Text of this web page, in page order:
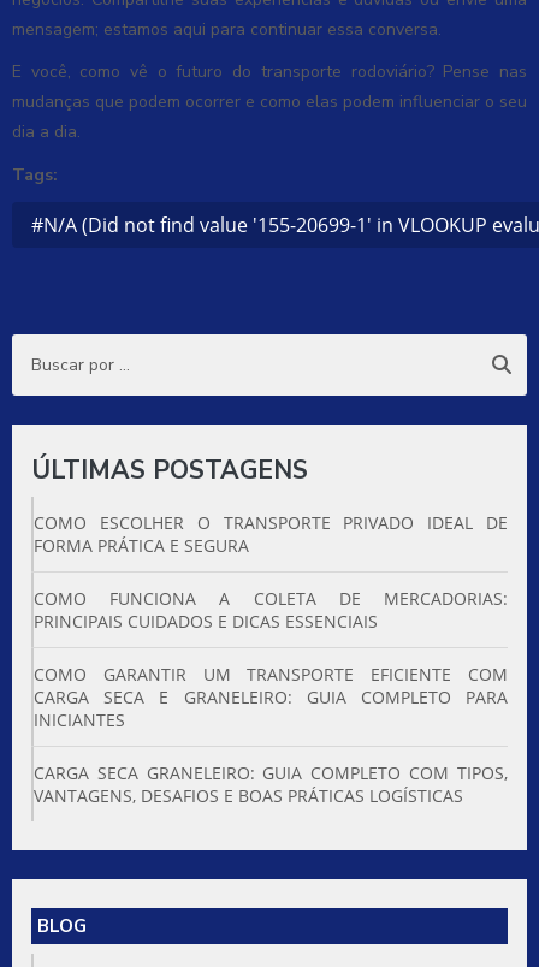
mensagem; estamos aqui para continuar essa conversa.
E você, como vê o futuro do transporte rodoviário? Pense nas
mudanças que podem ocorrer e como elas podem influenciar o seu
dia a dia.
Tags:
#N/A (Did not find value '155-20699-1' in VLOOKUP
ÚLTIMAS POSTAGENS
COMO ESCOLHER O TRANSPORTE PRIVADO IDEAL DE
FORMA PRÁTICA E SEGURA
COMO FUNCIONA A COLETA DE MERCADORIAS:
PRINCIPAIS CUIDADOS E DICAS ESSENCIAIS
COMO GARANTIR UM TRANSPORTE EFICIENTE COM
CARGA SECA E GRANELEIRO: GUIA COMPLETO PARA
INICIANTES
CARGA SECA GRANELEIRO: GUIA COMPLETO COM TIPOS,
VANTAGENS, DESAFIOS E BOAS PRÁTICAS LOGÍSTICAS
BLOG